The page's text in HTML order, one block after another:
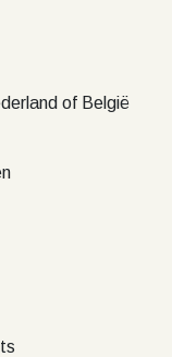
of België